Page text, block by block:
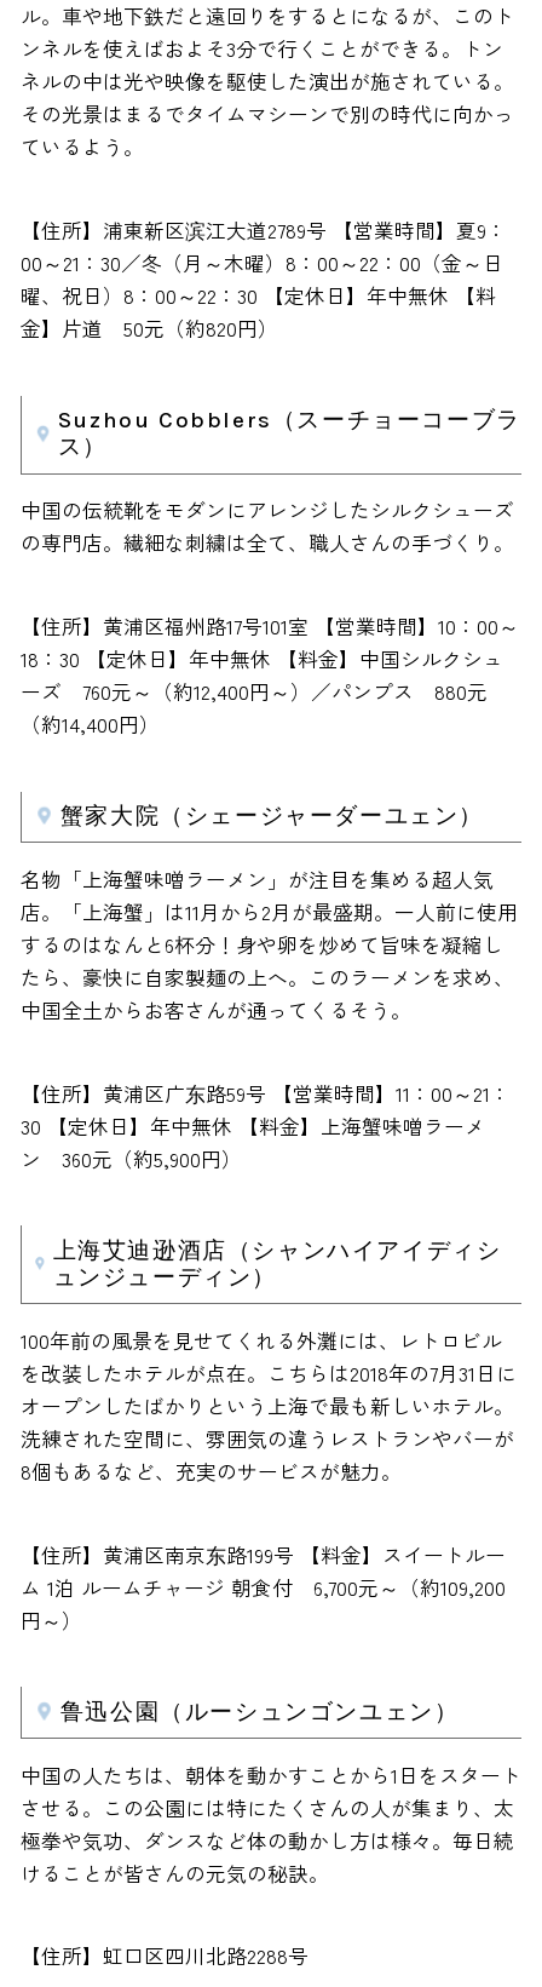
ル。車や地下鉄だと遠回りをするとになるが、このト
ンネルを使えばおよそ3分で行くことができる。トン
ネルの中は光や映像を駆使した演出が施されている。
その光景はまるでタイムマシーンで別の時代に向かっ
ているよう。
【住所】浦東新区滨江大道2789号 【営業時間】夏9：
00～21：30／冬（月～木曜）8：00～22：00（金～日
曜、祝日）8：00～22：30 【定休日】年中無休 【料
金】片道 50元（約820円）
Suzhou Cobblers（スーチョーコーブラ
ス）
中国の伝統靴をモダンにアレンジしたシルクシューズ
の専門店。繊細な刺繍は全て、職人さんの手づくり。
【住所】黄浦区福州路17号101室 【営業時間】10：00～
18：30 【定休日】年中無休 【料金】中国シルクシュ
ーズ 760元～（約12,400円～）／パンプス 880元
（約14,400円）
蟹家大院（シェージャーダーユェン）
名物「上海蟹味噌ラーメン」が注目を集める超人気
店。「上海蟹」は11月から2月が最盛期。一人前に使用
するのはなんと6杯分！身や卵を炒めて旨味を凝縮し
たら、豪快に自家製麺の上へ。このラーメンを求め、
中国全土からお客さんが通ってくるそう。
【住所】黄浦区广东路59号 【営業時間】11：00～21：
30 【定休日】年中無休 【料金】上海蟹味噌ラーメ
ン 360元（約5,900円）
上海艾迪逊酒店（シャンハイアイディシ
ュンジューディン）
100年前の風景を見せてくれる外灘には、レトロビル
を改装したホテルが点在。こちらは2018年の7月31日に
オープンしたばかりという上海で最も新しいホテル。
洗練された空間に、雰囲気の違うレストランやバーが
8個もあるなど、充実のサービスが魅力。
【住所】黄浦区南京东路199号 【料金】スイートルー
ム 1泊 ルームチャージ 朝食付 6,700元～（約109,200
円～）
鲁迅公園（ルーシュンゴンユェン）
中国の人たちは、朝体を動かすことから1日をスタート
させる。この公園には特にたくさんの人が集まり、太
極拳や気功、ダンスなど体の動かし方は様々。毎日続
けることが皆さんの元気の秘訣。
【住所】虹口区四川北路2288号